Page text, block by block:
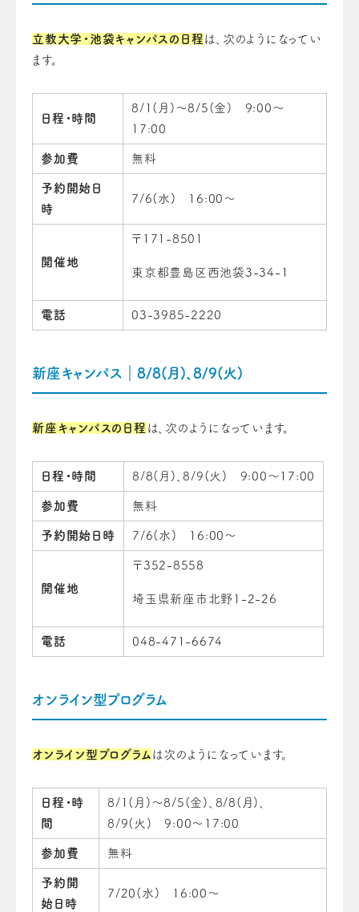
立教大学・池袋キャンパスの日程 は、次のようになってい
ます。
日程・時間
8/1(月)～8/5(金) 9:00～
17:00
参加費 無料
予約開始日
時
7/6(水) 16:00～
開催地
〒171-8501
東京都豊島区西池袋3-34-1
電話 03-3985-2220
新座キャンパス｜8/8(月)、8/9(火)
新座キャンパスの日程 は、次のようになっています。
日程・時間 8/8(月)、8/9(火) 9:00～17:00
参加費 無料
予約開始日時 7/6(水) 16:00～
開催地
〒352-8558
埼玉県新座市北野1-2-26
電話 048-471-6674
オンライン型プログラム
オンライン型プログラム は次のようになっています。
日程・時
間
8/1(月)～8/5(金)、8/8(月)、
8/9(火) 9:00～17:00
参加費 無料
予約開
始日時
7/20(水) 16:00～